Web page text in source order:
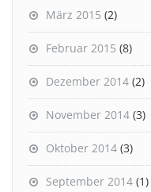
März 2015 (2)
Februar 2015 (8)
Dezember 2014 (2)
November 2014 (3)
Oktober 2014 (3)
September 2014 (1)